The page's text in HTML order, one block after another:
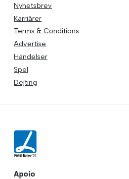
Nyhetsbrev
Karriärer
Terms & Conditions
Advertise
Händelser
Spel
Dejting
Apoio